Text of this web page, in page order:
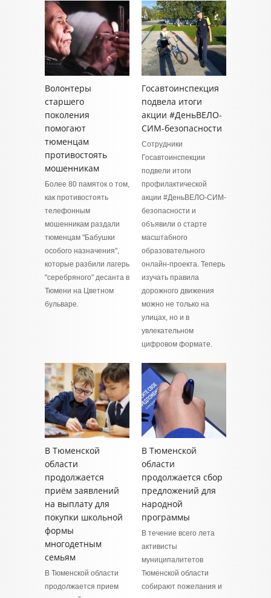
Волонтеры
старшего
поколения
помогают
тюменцам
противостоять
мошенникам
Более 80 памяток о том,
как противостоять
телефонным
мошенникам раздали
тюменцам "Бабушки
особого назначения",
которые разбили лагерь
"серебряного" десанта в
Тюмени на Цветном
бульваре.
Госавтоинспекция
подвела итоги
акции #ДеньВЕЛО-
СИМ-безопасности
Сотрудники
Госавтоинспекции
подвели итоги
профилактической
акции #ДеньВЕЛО-СИМ-
безопасности и
объявили о старте
масштабного
образовательного
онлайн-проекта. Теперь
изучать правила
дорожного движения
можно не только на
улицах, но и в
увлекательном
цифровом формате.
В Тюменской
области
продолжается
приём заявлений
на выплату для
покупки школьной
формы
многодетным
семьям
В Тюменской области
продолжается прием
В Тюменской
области
продолжается сбор
предложений для
народной
программы
В течение всего лета
активисты
муниципалитетов
Тюменской области
собирают пожелания и